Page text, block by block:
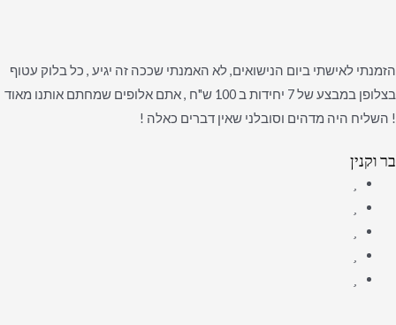
הזמנתי לאישתי ביום הנישואים, לא האמנתי שככה זה יגיע , כל בלוק עטוף
בצלופן במבצע של 7 יחידות ב 100 ש"ח , אתם אלופים שמחתם אותנו מאוד
! השליח היה מדהים וסובלני שאין דברים כאלה !
בר וקנין